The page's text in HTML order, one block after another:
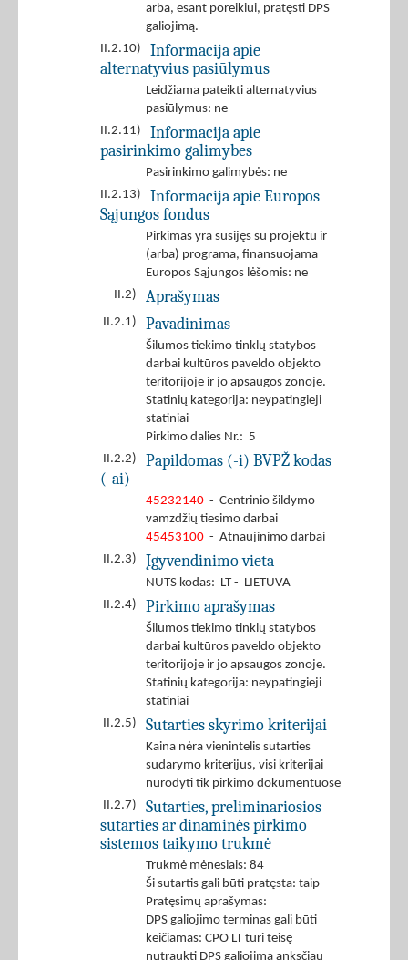
arba, esant poreikiui, pratęsti DPS
galiojimą.
II.2.10)
Informacija apie
alternatyvius pasiūlymus
Leidžiama pateikti alternatyvius
pasiūlymus: ne
II.2.11)
Informacija apie
pasirinkimo galimybes
Pasirinkimo galimybės: ne
II.2.13)
Informacija apie Europos
Sąjungos fondus
Pirkimas yra susijęs su projektu ir
(arba) programa, finansuojama
Europos Sąjungos lėšomis: ne
II.2)
Aprašymas
II.2.1) Pavadinimas
Šilumos tiekimo tinklų statybos
darbai kultūros paveldo objekto
teritorijoje ir jo apsaugos zonoje.
Statinių kategorija: neypatingieji
statiniai
Pirkimo dalies Nr.: 5
II.2.2)
Papildomas (-i) BVPŽ kodas
(-ai)
45232140 - Centrinio šildymo
vamzdžių tiesimo darbai
45453100 - Atnaujinimo darbai
II.2.3)
Įgyvendinimo vieta
NUTS kodas: LT - LIETUVA
II.2.4)
Pirkimo aprašymas
Šilumos tiekimo tinklų statybos
darbai kultūros paveldo objekto
teritorijoje ir jo apsaugos zonoje.
Statinių kategorija: neypatingieji
statiniai
II.2.5)
Sutarties skyrimo kriterijai
Kaina nėra vienintelis sutarties
sudarymo kriterijus, visi kriterijai
nurodyti tik pirkimo dokumentuose
II.2.7)
Sutarties, preliminariosios
sutarties ar dinaminės pirkimo
sistemos taikymo trukmė
Trukmė mėnesiais: 84
Ši sutartis gali būti pratęsta: taip
Pratęsimų aprašymas:
DPS galiojimo terminas gali būti
keičiamas: CPO LT turi teisę
nutraukti DPS galiojimą anksčiau